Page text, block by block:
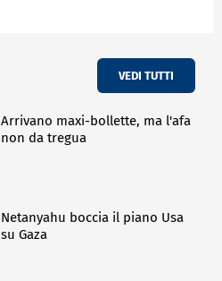
VEDI TUTTI
Arrivano maxi-bollette, ma l'afa
non da tregua
Netanyahu boccia il piano Usa
su Gaza